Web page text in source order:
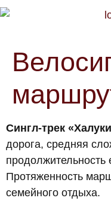
Сингл-трек
дорога, средняя
продолжительность
Протяженность
семейного отдыха.